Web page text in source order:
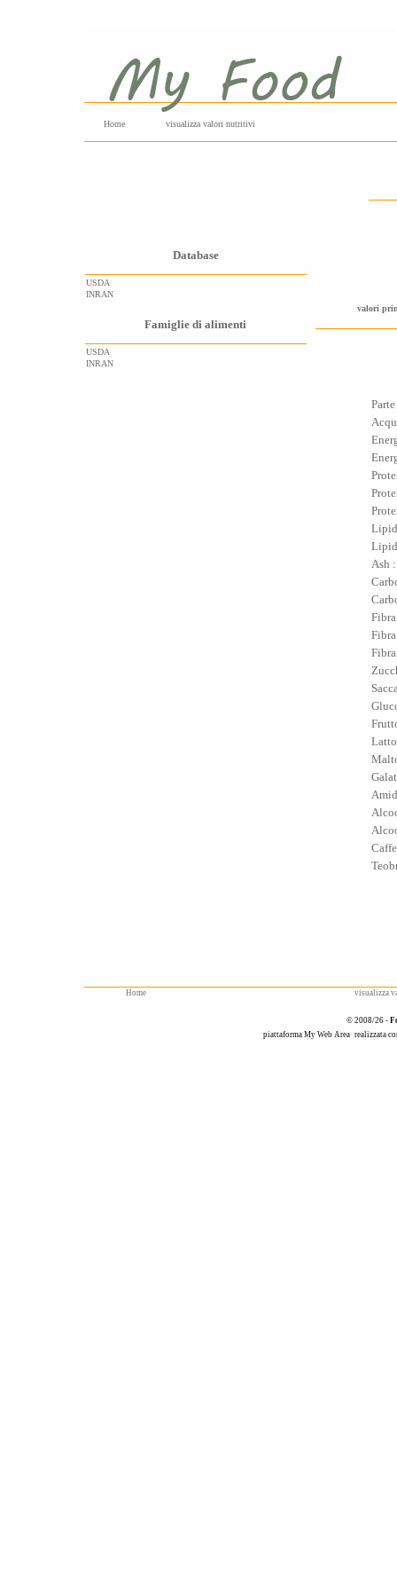
Home visualizza valori nutritivi
Database
USDA
INRAN
Famiglie di alimenti
USDA
INRAN
valori
Ash :
Home visualizza
© 2008/26 -
piattaforma My Web Area realizzata